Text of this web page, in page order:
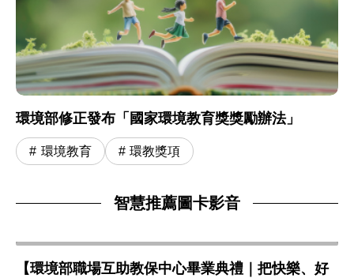
環境部修正發布「國家環境教育獎獎勵辦法」
環境教育 環教獎項
智慧推薦圖卡影音
【環境部職場互助教保中心畢業典禮｜把快樂、好